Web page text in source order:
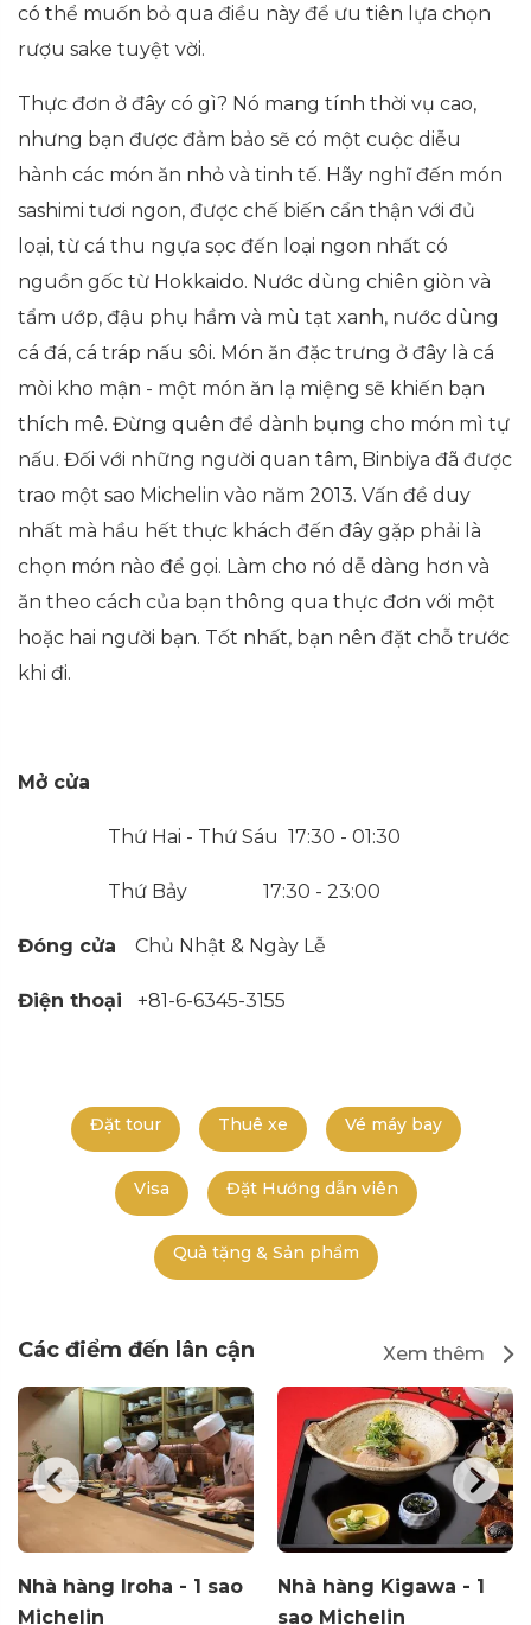
có thể muốn bỏ qua điều này để ưu tiên lựa chọn
rượu sake tuyệt vời.
Thực đơn ở đây có gì? Nó mang tính thời vụ cao,
nhưng bạn được đảm bảo sẽ có một cuộc diễu
hành các món ăn nhỏ và tinh tế. Hãy nghĩ đến món
sashimi tươi ngon, được chế biến cẩn thận với đủ
loại, từ cá thu ngựa sọc đến loại ngon nhất có
nguồn gốc từ Hokkaido. Nước dùng chiên giòn và
tẩm ướp, đậu phụ hầm và mù tạt xanh, nước dùng
cá đá, cá tráp nấu sôi. Món ăn đặc trưng ở đây là cá
mòi kho mận - một món ăn lạ miệng sẽ khiến bạn
thích mê. Đừng quên để dành bụng cho món mì tự
nấu. Đối với những người quan tâm, Binbiya đã được
trao một sao Michelin vào năm 2013. Vấn đề duy
nhất mà hầu hết thực khách đến đây gặp phải là
chọn món nào để gọi. Làm cho nó dễ dàng hơn và
ăn theo cách của bạn thông qua thực đơn với một
hoặc hai người bạn. Tốt nhất, bạn nên đặt chỗ trước
khi đi.
Mở cửa
Thứ Hai - Thứ Sáu 17:30 - 01:30
Thứ Bảy 17:30 - 23:00
Đóng cửa Chủ Nhật & Ngày Lễ
Điện thoại +81-6-6345-3155
Đặt tour Thuê xe Vé máy bay
Visa Đặt Hướng dẫn viên
Quà tặng & Sản phẩm
Các điểm đến lân cận Xem thêm
Nhà hàng Iroha - 1 sao
Michelin
Nhà hàng Kigawa - 1
sao Michelin